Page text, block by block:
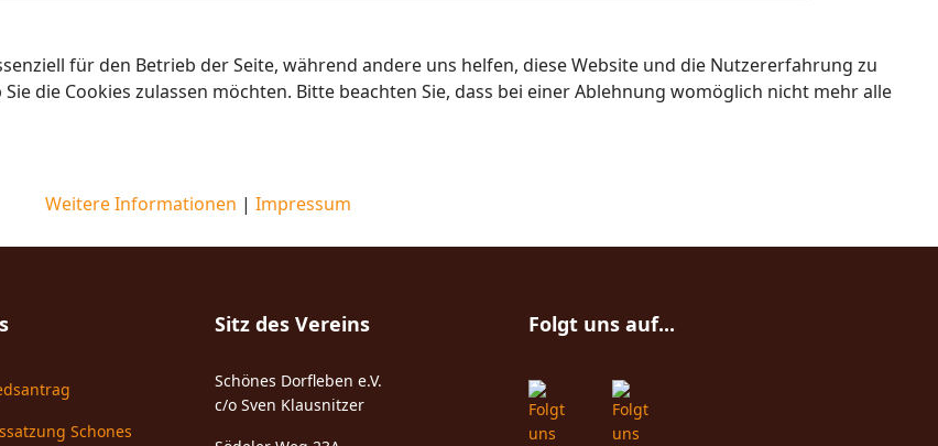
Schones
Sitz des Vereins
Schönes Dorfleben e.V.
c/o Sven Klausnitzer
Folgt uns auf...
für den Betrieb der Seite, während andere uns helfen, diese Website und die Nutzererfahrung zu
die Cookies zulassen möchten. Bitte beachten Sie, dass bei einer Ablehnung womöglich nicht mehr alle
Weitere Informationen | Impressum